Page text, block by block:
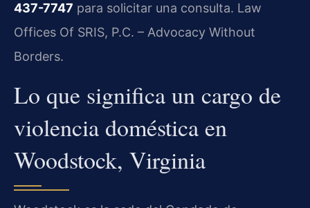
437-7747 para solicitar una consulta. Law
Offices Of SRIS, P.C. – Advocacy Without
Borders.
Lo que significa un cargo de
violencia doméstica en
Woodstock, Virginia